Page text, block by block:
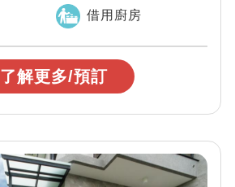
借用廚房
了解更多/預訂